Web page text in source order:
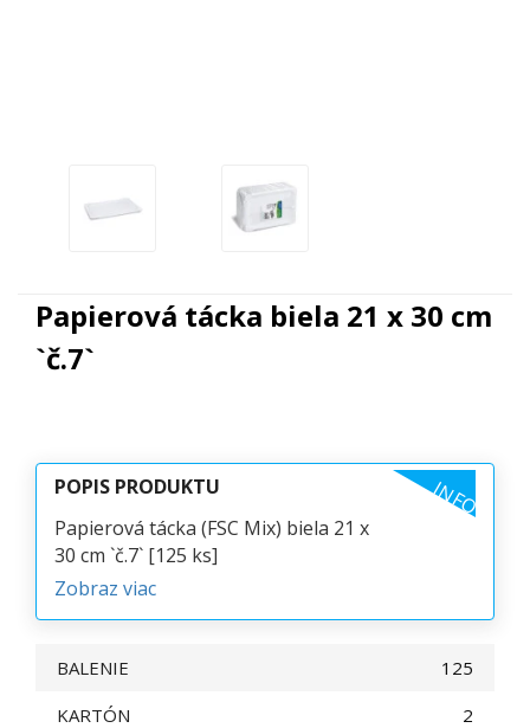
Papierová tácka biela 21 x 30 cm
`č.7`
POPIS PRODUKTU INFO
Papierová tácka (FSC Mix) biela 21 x
30 cm `č.7` [125 ks]
Zobraz viac
BALENIE
125
KARTÓN
2